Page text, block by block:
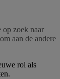
op zoek naar
aan de andere
rol als